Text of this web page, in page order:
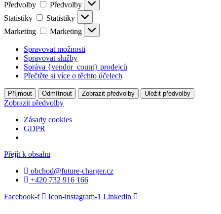
Předvolby
Předvolby
Statistiky
Statistiky
Marketing
Marketing
Spravovat možnosti
Spravovat služby
Správa {vendor_count} prodejců
Přečtěte si více o těchto účelech
Příjmout Odmítnout Zobrazit předvolby Uložit předvolby
Zobrazit předvolby
Zásady cookies
GDPR
Přejít k obsahu
obchod@future-charger.cz
+420 732 916 166
Facebook-f
Icon-instagram-1 Linkedin